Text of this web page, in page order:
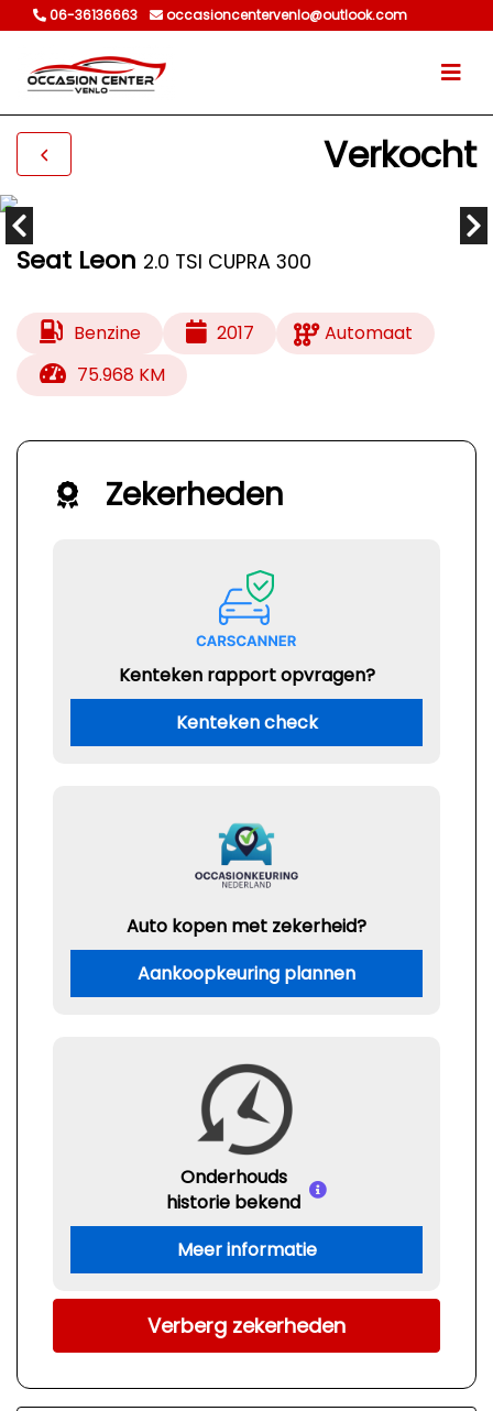
06-36136663 occasioncentervenlo@outlook.com
Verkocht
Seat Leon 2.0 TSI CUPRA 300
Benzine 2017
Automaat
75.968 KM
Zekerheden
Kenteken rapport opvragen?
Kenteken check
Auto kopen met zekerheid?
Aankoopkeuring plannen
Onderhouds
historie bekend
Meer informatie
Verberg zekerheden